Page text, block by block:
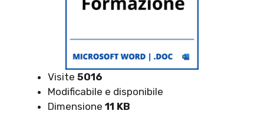
Visite 5016
Modificabile e disponibile
Dimensione 11 KB